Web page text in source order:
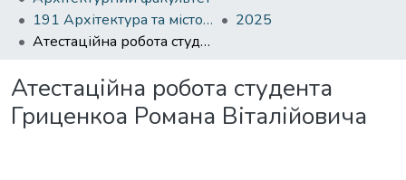
191 Архітектура та містобудування. Містобудування. Архітектурно-містобудівне проектування
2025
Атестаційна робота студента Гриценкоа Романа Віталійовича
Атестаційна робота студента
Гриценкоа Романа Віталійовича